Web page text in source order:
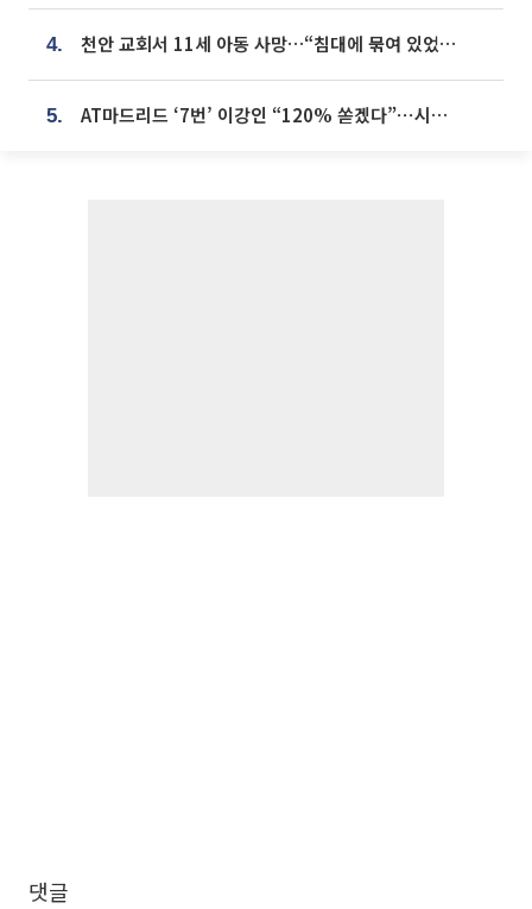
4. 천안 교회서 11세 아동 사망…“침대에 묶여 있었다” 진술 확보
5. AT마드리드 ‘7번’ 이강인 “120% 쏟겠다”⋯시메오네 감독 “필요한 선수”
댓글